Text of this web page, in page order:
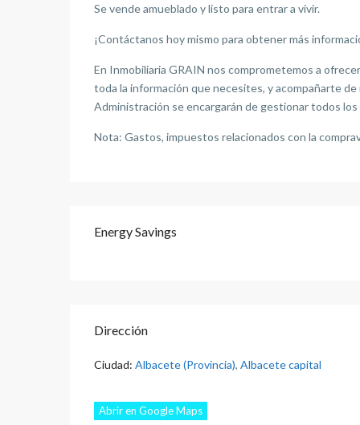
Se vende amueblado y listo para entrar a vivir.
¡Contáctanos hoy mismo para obtener más
En Inmobiliaria GRAIN nos comprometemos a
toda la información que necesites, y acompañarte
Administración se encargarán de gestionar todos
Nota: Gastos, impuestos relacionados con la
Energy Savings
Dirección
Ciudad: Albacete (Provincia), Albacete capital
Abrir en Google Maps